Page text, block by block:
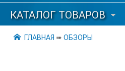
КАТАЛОГ ТОВАРОВ
ГЛАВНАЯ ➠ ОБЗОРЫ